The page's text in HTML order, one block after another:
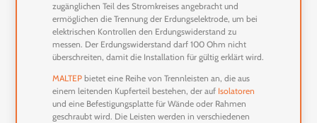
zugänglichen Teil des Stromkreises angebracht und
ermöglichen die Trennung der Erdungselektrode, um bei
elektrischen Kontrollen den Erdungswiderstand zu
messen. Der Erdungswiderstand darf 100 Ohm nicht
überschreiten, damit die Installation für gültig erklärt wird.
MALTEPbietet eine Reihe von Trennleisten an, die aus
einem leitenden Kupferteil bestehen, der auf Isolatoren
und eine Befestigungsplatte für Wände oder Rahmen
geschraubt wird. Die Leisten werden in verschiedenen